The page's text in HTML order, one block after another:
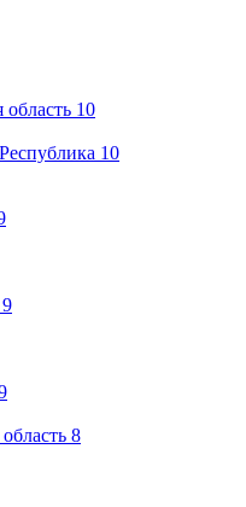
область 10
10
9
8